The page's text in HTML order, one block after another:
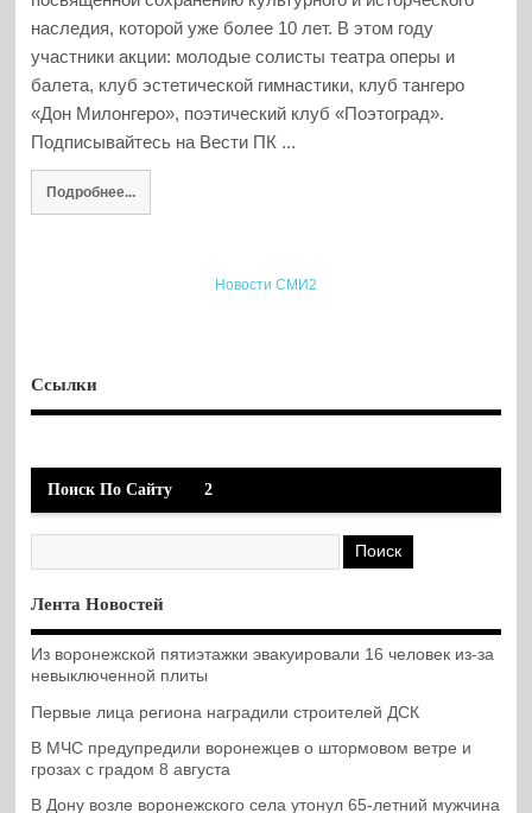
наследия, которой уже более 10 лет. В этом году
участники акции: молодые солисты театра оперы и
балета, клуб эстетической гимнастики, клуб тангеро
«Дон Милонгеро», поэтический клуб «Поэтоград».
Подписывайтесь на Вести ПК ...
Подробнее...
Новости СМИ2
Ссылки
Поиск По Сайту 2
Лента Новостей
Из воронежской пятиэтажки эвакуировали 16 человек из-за
невыключенной плиты
Первые лица региона наградили строителей ДСК
В МЧС предупредили воронежцев о штормовом ветре и
грозах с градом 8 августа
В Дону возле воронежского села утонул 65-летний мужчина